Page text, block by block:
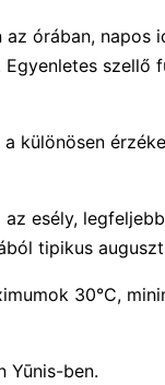
az órában,
különösen
esély,
tipikus
30°C,
Yūnis-ben.